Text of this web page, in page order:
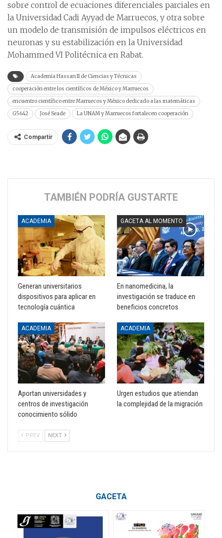
sobre control de ecuaciones diferenciales parciales en
la Universidad Cadi Ayyad de Marruecos, y otra sobre
un modelo de transmisión de impulsos eléctricos en
neuronas y su estabilización en la Universidad
Mohammed VI Politécnica en Rabat.
Academia Hassan II de Ciencias y Técnicas
cooperación entre los científicos de México y Marruecos
encuentro científico entre Marruecos y México dedicado a las matemáticas
G5642
José Seade La UNAM y Marruecos fortalecen cooperación
Compartir
TAMBIÉN PODRÍA GUSTARTE
ACADEMIA
Generan universitarios
dispositivos para aplicar en
tecnología cuántica
GACETA AL MOMENTO
En nanomedicina, la
investigación se traduce en
beneficios concretos
ACADEMIA
Aportan universidades y
centros de investigación
conocimiento sólido
ACADEMIA
Urgen estudios que atiendan
la complejidad de la migración
PREV NEXT
GACETA